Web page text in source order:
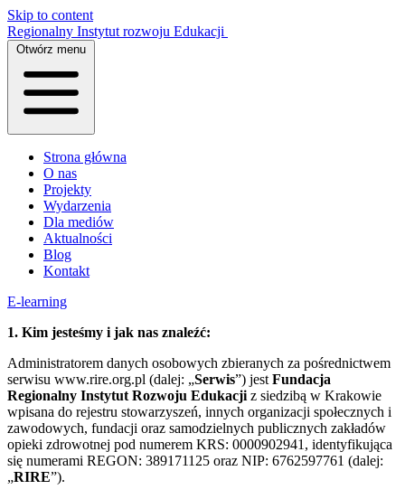
Skip to content
Regionalny Instytut rozwoju Edukacji
Otwórz menu
Strona główna
O nas
Projekty
Wydarzenia
Dla mediów
Aktualności
Blog
Kontakt
E-learning
1. Kim jesteśmy i jak nas znaleźć:
Administratorem danych osobowych zbieranych za pośrednictwem
serwisu www.rire.org.pl (dalej: „Serwis”) jest Fundacja
Regionalny Instytut Rozwoju Edukacji z siedzibą w Krakowie
wpisana do rejestru stowarzyszeń, innych organizacji społecznych i
zawodowych, fundacji oraz samodzielnych publicznych zakładów
opieki zdrowotnej pod numerem KRS: 0000902941, identyfikująca
się numerami REGON: 389171125 oraz NIP: 6762597761 (dalej:
„RIRE”).